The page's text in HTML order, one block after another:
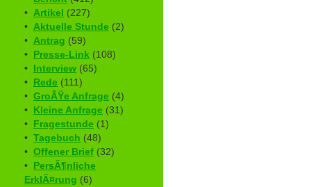
• Artikel (227)
• Aktuelle Stunde (2)
• Antrag (59)
• Presse-Link (108)
• Interview (65)
• Rede (111)
• GroÃŸe Anfrage (4)
• Kleine Anfrage (31)
• Fragestunde (1)
• Tagebuch (48)
• Offener Brief (32)
• PersÃ¶nliche
ErklÃ¤rung (6)